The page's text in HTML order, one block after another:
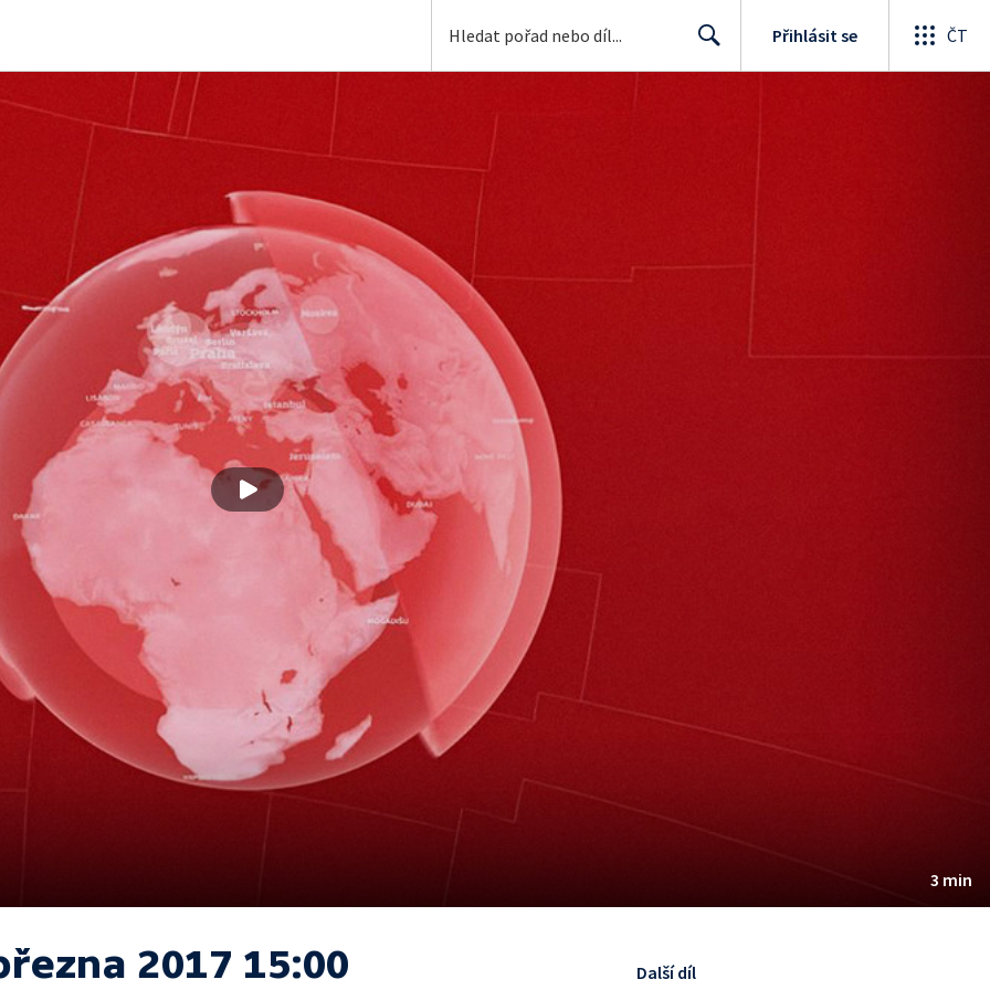
Přihlásit se ČT
3 min
2017 15:00 Další díl